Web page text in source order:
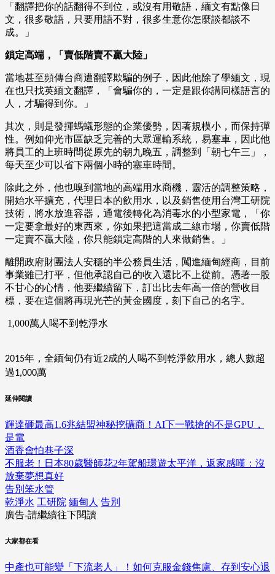
「翻譯把你的話翻得不到位，或沒有用敬語，緬文有點像日
文，很多敬語，只要用語不對，很多生意你怎麼談都談不
成。」
鎖定高端，「賣低階賣不贏大陸」
當地甚至頻傳台商遭翻譯欺騙的例子，因此他除了學緬文，現
在也只找英緬文翻譯，「會騙你的，一定是跟你講同樣語言的
人，才騙得到你。」
其次，則是發揮螞蟻形態的企業優勢，因著規模小，而保持彈
性。例如仰光市區缺乏完善的大眾運輸系統，易塞車，因此他
將員工的上班時間從原先的朝九晚五，調整到「朝七午三」，
每天至少可以省下兩個小時的塞車時間。
除此之外，他也嗅到當地的高端用水商機，靈活的調整策略，
開始水平擴充，代理日本的飲用水，以及銷售使用台灣工研院
技術，將水放進容器，通電後轉化為消毒水的小型家電，「你
一定要拿最好的東西來，你如果把這當成二線市場，你賣低階
一定賣不贏大陸，你只能鎖定高階的人來做銷售。」
離開政府財團法人安穩的半公務員生活，闖進緬甸經商，目前
事業雖已打平，但他承認自己的收入還比不上從前。憑著一股
不甘心的心情，他要繼續留下，訂出比去年高一倍的營收目
標，要在這個將再現光芒的黃金國度，刻下自己的名字。
1,000萬人喝不到乾淨水
2015年，全緬甸仍有近2成的人喝不到乾淨飲用水，總人數超
過1,000萬
延伸閱讀
輝達砸最高1.6兆結盟神秘挖礦商！AI下一戰搶的不是GPU，
是電
酒香會怕巷子深
不服老！日本80歲醫師花2年駕船環遊太平洋，返家感嘆：沒
放棄夢想真好
告別笨水管
乾淨水 工研院 緬甸人 告別
廣告-請繼續往下閱讀
大家都在看
中產也可能變「下流老人」！如何克服金錢焦慮、存到安心退